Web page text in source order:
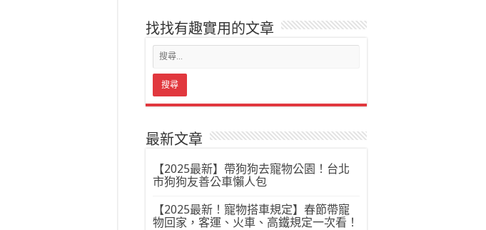
找找有趣實用的文章
最新文章
【2025最新】帶狗狗去寵物公園！台北
市狗狗友善公車懶人包
【2025最新！寵物搭車規定】春節帶寵
物回家，客運、火車、高鐵規定一次看！